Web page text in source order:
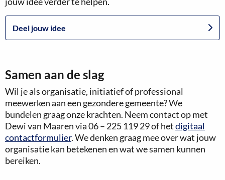
Deel jouw idee
Samen aan de slag
Wil je als organisatie, initiatief of professional
meewerken aan een gezondere gemeente? We
bundelen graag onze krachten. Neem contact op met
Dewi van Maaren via 06 – 225 119 29 of hetdigitaal
contactformulier. We denken graag mee over wat jouw
organisatie kan betekenen en wat we samen kunnen
bereiken.